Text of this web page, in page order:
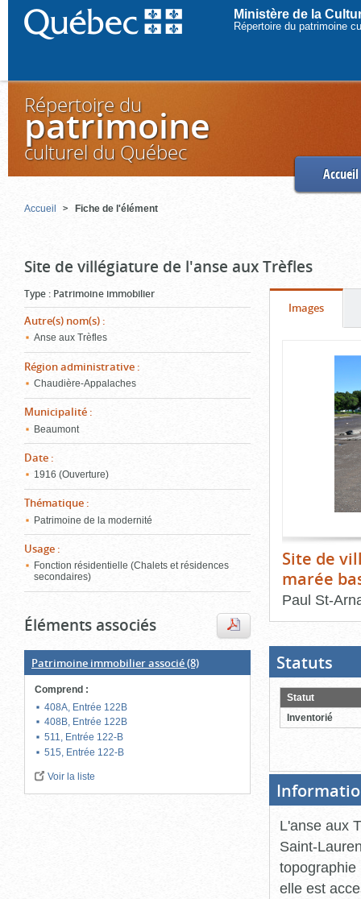
Ministère de la
Répertoire du patrimoine
Répertoire du
patrimoine
culturel du Québec
Accueil
Accueil Fiche de l'élément
Site de villégiature de l'anse aux Trèfles
Type : Patrimoine immobilier
Autre(s) nom(s) :
Anse aux Trèfles
Région administrative :
Chaudière-Appalaches
Municipalité :
Beaumont
Date :
1916 (Ouverture)
Thématique :
Patrimoine de la modernité
Usage :
Fonction résidentielle (Chalets et résidences
secondaires)
Éléments associés
Patrimoine immobilier associé(8)
Comprend :
408A, Entrée 122B
408B, Entrée 122B
511, Entrée 122-B
515, Entrée 122-B
Voir la liste
Onglet
Images(cliquer
pour
voir
l'onglet
Site de
marée
Paul St-
bloc
d'onglets
Statuts
pour
Statut
Inventorié
L'anse aux
Saint-
topographie
elle est